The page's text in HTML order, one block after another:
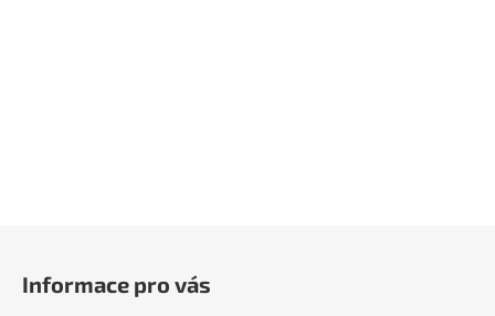
Informace pro vás